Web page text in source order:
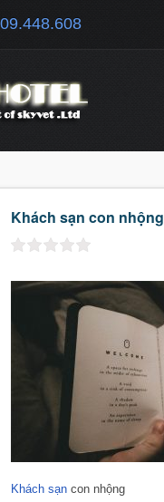
Khách sạn con nhộng
Khách sạn con nhộng